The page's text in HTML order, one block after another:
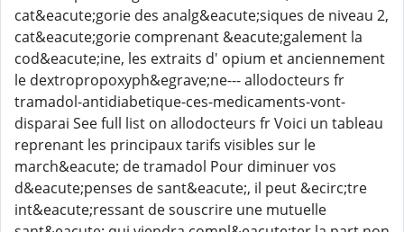
cat&eacute;gorie des analg&eacute;siques de niveau 2,
cat&eacute;gorie comprenant &eacute;galement la
cod&eacute;ine, les extraits d' opium et anciennement
le dextropropoxyph&egrave;ne--- allodocteurs fr
tramadol-antidiabetique-ces-medicaments-vont-
disparai See full list on allodocteurs fr Voici un tableau
reprenant les principaux tarifs visibles sur le
march&eacute; de tramadol Pour diminuer vos
d&eacute;penses de sant&eacute;, il peut &ecirc;tre
int&eacute;ressant de souscrire une mutuelle